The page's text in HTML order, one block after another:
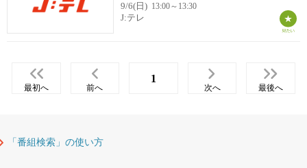
9/6(日) 13:00～13:30
J:テレ
最初へ 前へ
1
次へ 最後へ
「番組検索」の使い方